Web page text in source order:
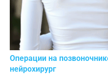
Операции на
нейрохирург